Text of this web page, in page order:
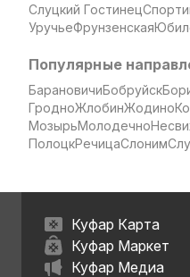
Слуцкий Гостинец
УручьеФрунзенская
Популярные
БарановичиБобруйск
ГродноЖлобинЖодино
МозырьМолодечно
ПолоцкРечицаСлоним
Куфар Карта
Куфар Маркет
Куфар Медиа